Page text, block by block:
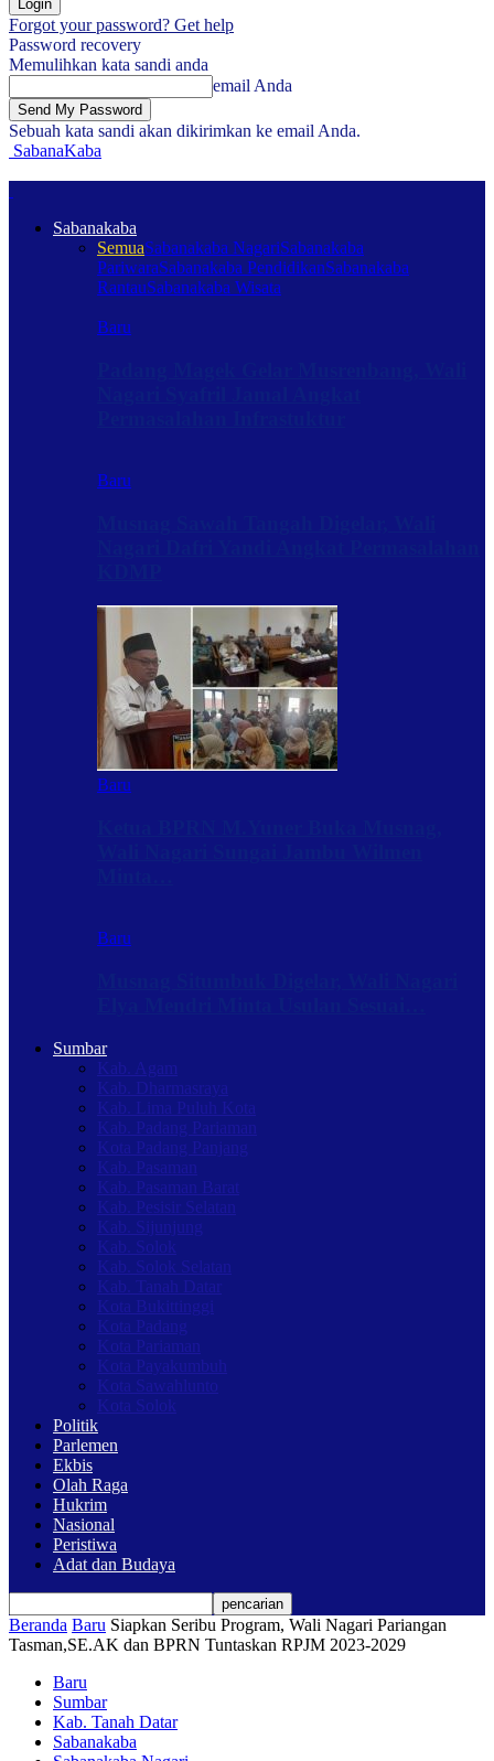
Forgot your password? Get help
Password recovery
Memulihkan kata sandi anda
email Anda
Sebuah kata sandi akan dikirimkan ke email Anda.
SabanaKaba
Sabanakaba
SemuaSabanakaba NagariSabanakaba
PariwaraSabanakaba PendidikanSabanakaba
RantauSabanakaba Wisata
Baru
Baru
Baru
Baru
Sumbar
Kab. Agam
Kab. Dharmasraya
Kab. Lima Puluh Kota
Kab. Padang Pariaman
Kota Padang Panjang
Kab. Pasaman
Kab. Pasaman Barat
Kab. Pesisir Selatan
Kab. Sijunjung
Kab. Solok
Kab. Solok Selatan
Kab. Tanah Datar
Kota Bukittinggi
Kota Padang
Kota Pariaman
Kota Payakumbuh
Kota Sawahlunto
Kota Solok
Politik
Parlemen
Ekbis
Olah Raga
Hukrim
Nasional
Peristiwa
Adat dan Budaya
Beranda Baru Siapkan Seribu Program, Wali Nagari Pariangan
Tasman,SE.AK dan BPRN Tuntaskan RPJM 2023-2029
Baru
Sumbar
Kab. Tanah Datar
Sabanakaba